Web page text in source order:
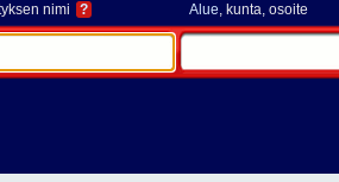
nimi ? Alue, kunta, osoite